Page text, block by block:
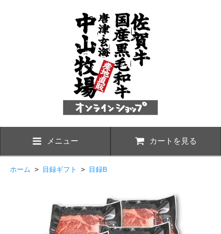
メニュー カートを見る
ホーム > 目録ギフト > 目録B